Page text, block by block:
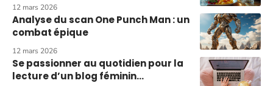
12 mars 2026
Analyse du scan One Punch Man : un
combat épique
12 mars 2026
Se passionner au quotidien pour la
lecture d’un blog féminin…